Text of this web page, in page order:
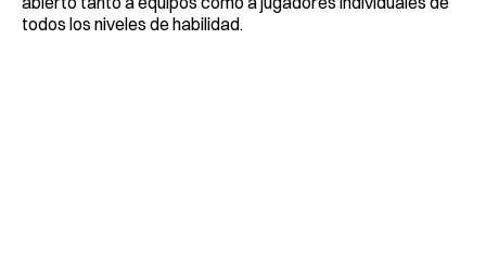
todos los niveles de habilidad.